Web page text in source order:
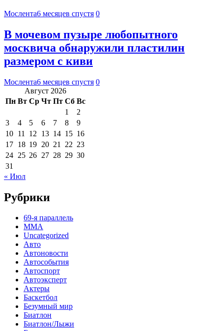
Мослента6 месяцев спустя 0
В мочевом пузыре любопытного
москвича обнаружили пластилин
размером с киви
Мослента6 месяцев спустя 0
Август 2026
Пн Вт Ср Чт Пт Сб Вс
1
2
3
4 5 6 7 8
9
10 11 12 13 14 15 16
17 18 19 20 21 22 23
24 25 26 27 28 29 30
31
« Июл
Рубрики
69-я параллель
MMA
Uncategorized
Авто
Автоновости
Автособытия
Автоспорт
Автоэксперт
Актеры
Баскетбол
Безумный мир
Биатлон
Биатлон/Лыжи